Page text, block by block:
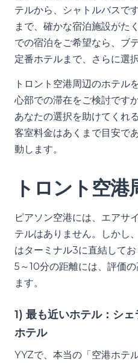
テルから、シャトルバスで
まで、確かな宿泊施設がた
での宿泊をご希望なら、ブ
定番ホテルまで、さらに選
トロント空港周辺のホテル
心部での滞在をご検討です
あなたの選択を助けてくれ
客室料金はあくまで目安で
動します。
トロント空
ピアソン空港には、エアサ
テルはありません。しかし
はターミナル3に直結して
5～10分の距離には、評価
ます。
1) 最も近いホテル：シ
ホテル
YYZで、本当の「空港ホテ